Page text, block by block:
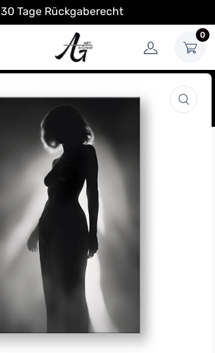
30 Tage Rückgaberecht
0